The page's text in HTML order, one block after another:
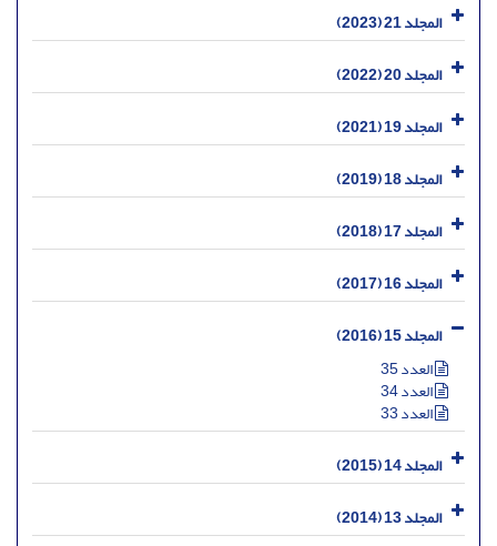
المجلد 21 (2023)
المجلد 20 (2022)
المجلد 19 (2021)
المجلد 18 (2019)
المجلد 17 (2018)
المجلد 16 (2017)
المجلد 15 (2016)
العدد 35
العدد 34
العدد 33
المجلد 14 (2015)
المجلد 13 (2014)